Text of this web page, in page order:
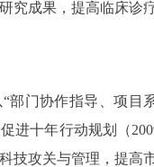
究成果，提高临床诊
门协作指导、项目系
进十年行动规划（
技攻关与管理，提高